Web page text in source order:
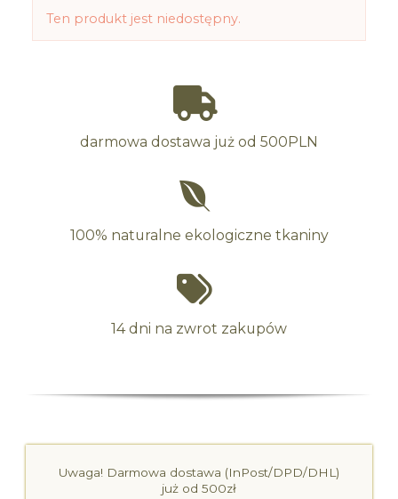
Ten produkt jest niedostępny.
darmowa dostawa już od 500PLN
100% naturalne ekologiczne tkaniny
14 dni na zwrot zakupów
Uwaga! Darmowa dostawa (InPost/DPD/DHL)
już od 500zł